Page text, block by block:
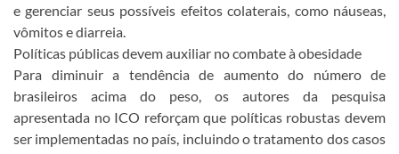
e gerenciar seus possíveis efeitos colaterais, como náuseas,
vômitos e diarreia.
Políticas públicas devem auxiliar no combate à obesidade
Para diminuir a tendência de aumento do número de
brasileiros acima do peso, os autores da pesquisa
apresentada no ICO reforçam que políticas robustas devem
ser implementadas no país, incluindo o tratamento dos casos